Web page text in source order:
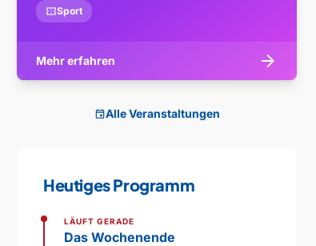
confirmation_numberSport
Mehr erfahren arrow_forward
eventAlle Veranstaltungen
Heutiges Programm
LÄUFT GERADE
Das Wochenende